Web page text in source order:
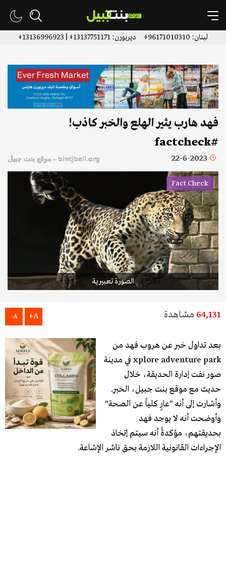
لبنان: 96171010310+ ديربورن: 13137751171+ | 13136996923+
فهد هارب يثير الهلع والخبر كاذب!
#factcheck
22-6-2023 bintjbeil.org - موقع بنت جبيل
Fact Check
الصورة تعبيرية
64,131 مشاهدة A+
A-
بعد تداول خبر عن هروب فهد من
xplore adventure park في مدينة
صور نفت إدارة الحديقة، خلال
حديث مع موقع بنت جبيل، الخبر.
وأشارت إلى أنه "عارٍ كلياً عن الصحة"
وأوضحت أنه لا يوجد فهد
بحديقتهم، مؤكدةً أنه سيتم إتخاذ
الإجراءات القانونية اللازمة بحق ناشر الإشاعة.